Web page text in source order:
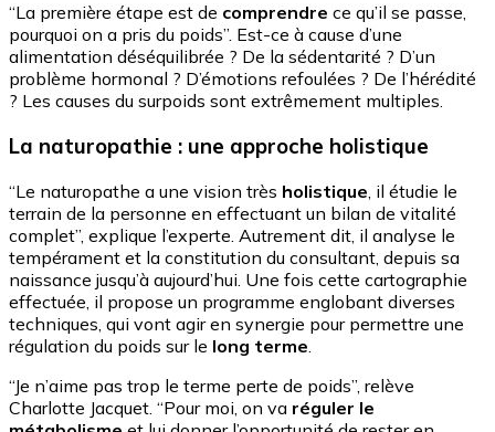
“La première étape est de comprendre ce qu’il se passe,
pourquoi on a pris du poids”. Est-ce à cause d’une
alimentation déséquilibrée ? De la sédentarité ? D’un
problème hormonal ? D’émotions refoulées ? De l’hérédité
? Les causes du surpoids sont extrêmement multiples.
La naturopathie : une approche holistique
“Le naturopathe a une vision très holistique , il étudie le
terrain de la personne en effectuant un bilan de vitalité
complet”, explique l’experte. Autrement dit, il analyse le
tempérament et la constitution du consultant, depuis sa
naissance jusqu’à aujourd’hui. Une fois cette cartographie
effectuée, il propose un programme englobant diverses
techniques, qui vont agir en synergie pour permettre une
régulation du poids sur le long terme
“Je n’aime pas trop le terme perte de poids”, relève
Charlotte Jacquet. “Pour moi, on va réguler le